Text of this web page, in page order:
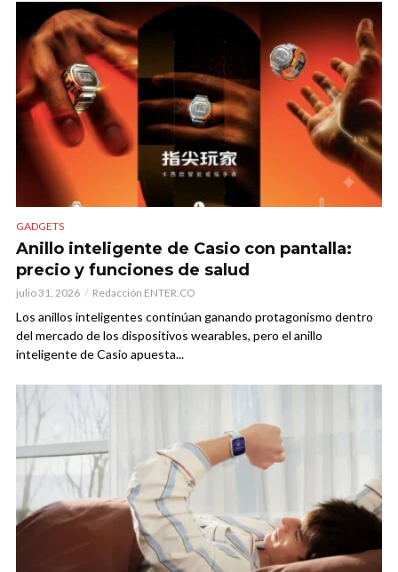
GADGETS
Anillo inteligente de Casio con pantalla:
precio y funciones de salud
julio 31, 2026 Redacción ENTER.CO
Los anillos inteligentes continúan ganando protagonismo dentro
del mercado de los dispositivos wearables, pero el anillo
inteligente de Casio apuesta...